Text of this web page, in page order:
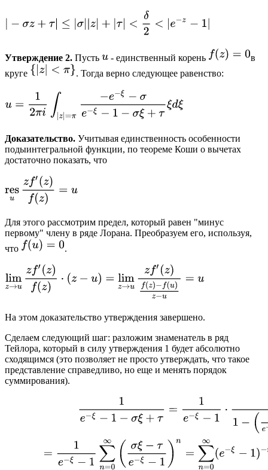
Утверждение 2. Пусть - единственный корень
в
круге
. Тогда верно следующее равенство:
Доказательство. Учитывая единственность особенности
подыинтегральной функции, по теореме Коши о вычетах
достаточно показать, что
Для этого рассмотрим предел, который равен "минус
первому" члену в ряде Лорана. Преобразуем его, используя,
что
.
На этом доказательство утверждения завершено.
Сделаем следующий шаг: разложим знаменатель в ряд
Тейлора, который в силу утверждения 1 будет абсолютно
сходящимся (это позволяет не просто утверждать, что такое
представление справедливо, но еще и менять порядок
суммирования).